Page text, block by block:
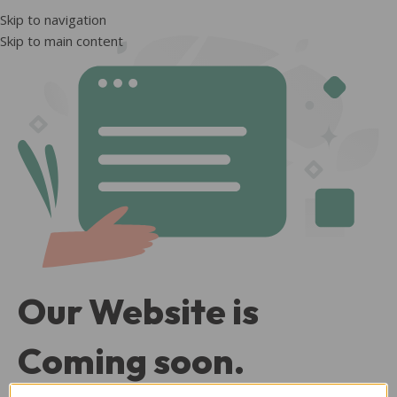
Skip to navigation
Skip to main content
Our Website is
Coming soon.